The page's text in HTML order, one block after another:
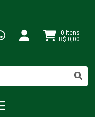
0 Itens
R$ 0,00